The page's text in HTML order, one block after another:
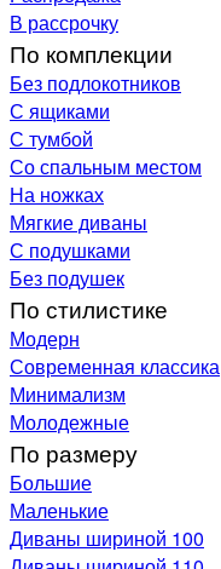
В рассрочку
По комплекции
Без подлокотников
С ящиками
С тумбой
Со спальным местом
На ножках
Мягкие диваны
С подушками
Без подушек
По стилистике
Модерн
Современная классика
Минимализм
Молодежные
По размеру
Большие
Маленькие
Диваны шириной 100